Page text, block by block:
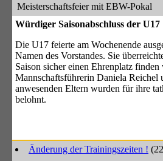
Meisterschaftsfeier mit EBW-Pokal
Würdiger Saisonabschluss der U17
Die U17 feierte am Wochenende
Namen des Vorstandes. Sie
Saison sicher einen Ehrenplatz
Mannschaftsführerin Daniela
anwesenden Eltern wurden für ihre
belohnt.
Änderung der Trainingszeiten !